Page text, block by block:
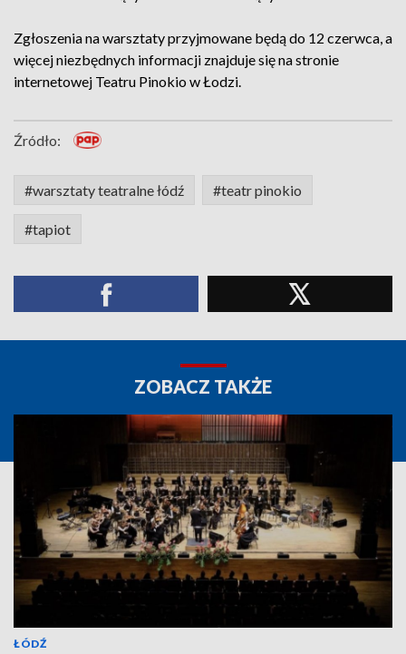
Zgłoszenia na warsztaty przyjmowane będą do 12 czerwca, a
więcej niezbędnych informacji znajduje się na stronie
internetowej Teatru Pinokio w Łodzi.
Źródło:
#warsztaty teatralne łódź #teatr pinokio
#tapiot
ZOBACZ TAKŻE
ŁÓDŹ